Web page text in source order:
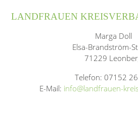
LANDFRAUEN
Marga Doll
Elsa-Brandström-
71229
Telefon: 07152
E-Mail: info@landfrauen-